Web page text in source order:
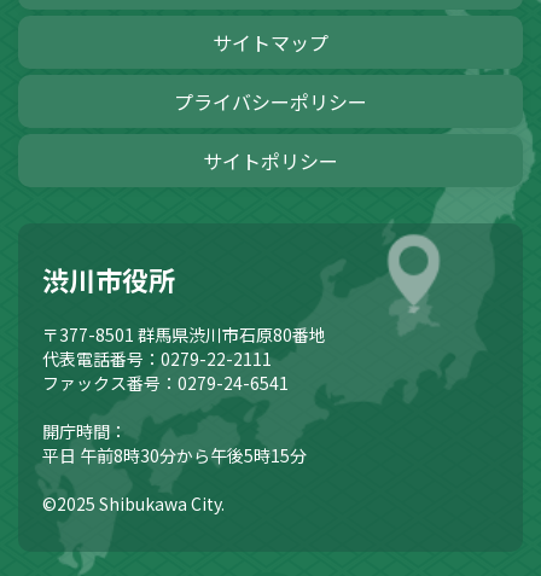
サイトマップ
プライバシーポリシー
サイトポリシー
渋川市役所
〒377-8501 群馬県渋川市石原80番地
代表電話番号：0279-22-2111
ファックス番号：0279-24-6541
開庁時間：
平日 午前8時30分から午後5時15分
©2025 Shibukawa City.